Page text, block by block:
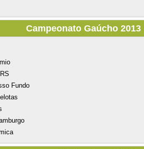
Campeonato Gaúcho 2013
Fundo